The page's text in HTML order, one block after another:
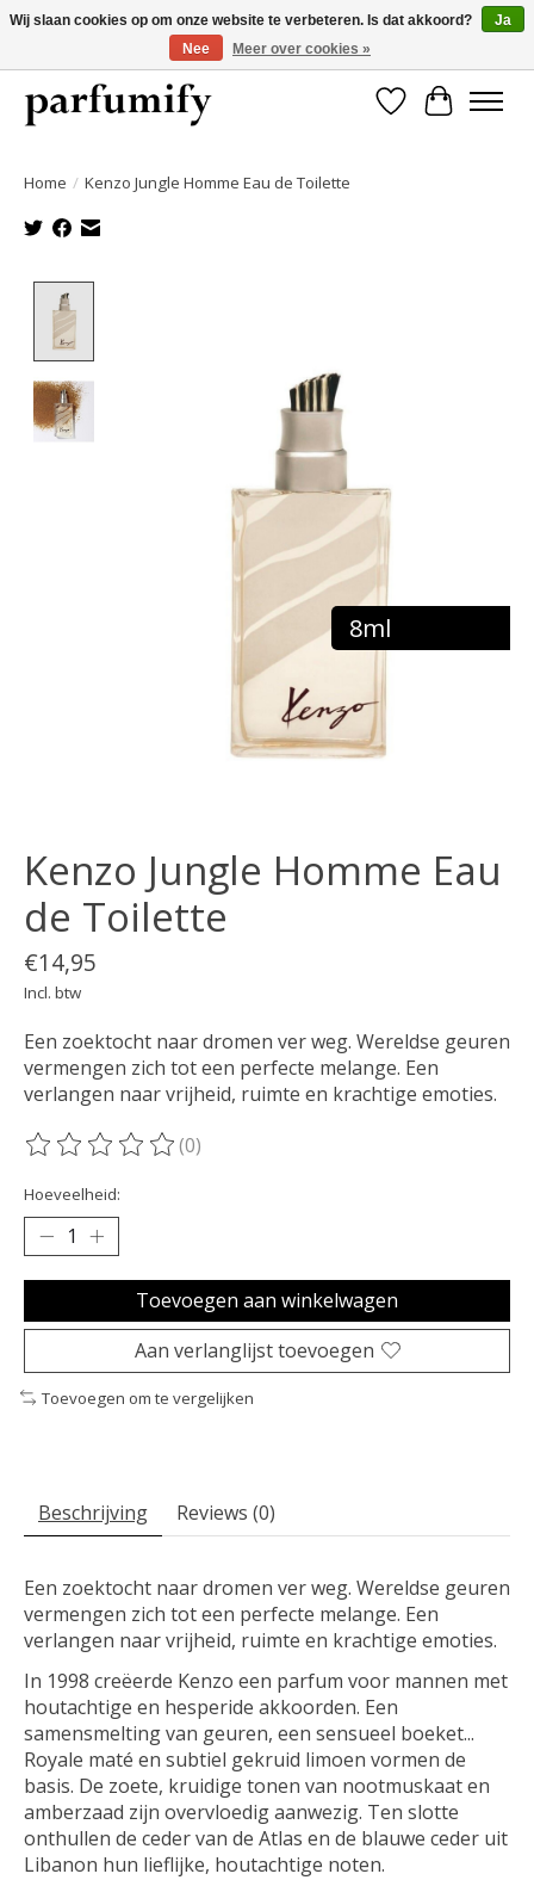
750+ Geuren | Gratis verzending | Maandelijks opzegbaar
Verlanglijst
Home / Kenzo Jungle Homme Eau de Toilette
8ml
Kenzo Jungle Homme Eau
de Toilette
€14,95
Incl. btw
Een zoektocht naar dromen ver weg. Wereldse geuren
vermengen zich tot een perfecte melange. Een
verlangen naar vrijheid, ruimte en krachtige emoties.
De beoordeling van dit product is
(0)
Hoeveelheid:
Toevoegen aan winkelwagen
Aan verlanglijst toevoegen
Toevoegen om te vergelijken
Beschrijving Reviews (0)
Een zoektocht naar dromen ver weg. Wereldse geuren
vermengen zich tot een perfecte melange. Een
verlangen naar vrijheid, ruimte en krachtige emoties.
In 1998 creëerde Kenzo een parfum voor mannen met
houtachtige en hesperide akkoorden. Een
samensmelting van geuren, een sensueel boeket...
Royale maté en subtiel gekruid limoen vormen de
basis. De zoete, kruidige tonen van nootmuskaat en
amberzaad zijn overvloedig aanwezig. Ten slotte
onthullen de ceder van de Atlas en de blauwe ceder uit
Libanon hun lieflijke, houtachtige noten.
Wij slaan cookies op om onze website te verbeteren. Is dat akkoord?
Ja
Nee
Meer over cookies »